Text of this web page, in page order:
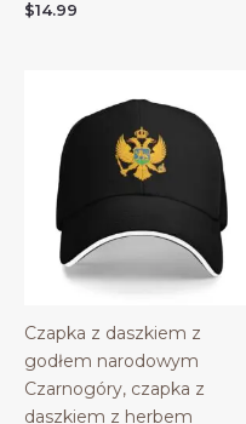
$14.99
Czapka z daszkiem z
godłem narodowym
Czarnogóry, czapka z
daszkiem z herbem